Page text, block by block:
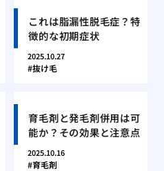
これは脂漏性脱毛症？特
徴的な初期症状
2025.10.27
抜け毛
育毛剤と発毛剤併用は可
能か？その効果と注意点
2025.10.16
育毛剤